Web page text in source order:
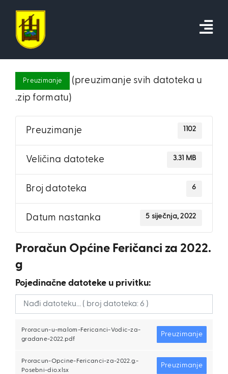
content
Preuzimanje
(preuzimanje svih datoteka u
.zip formatu)
Preuzimanje 1102
Veličina datoteke 3.31 MB
Broj datoteka 6
Datum nastanka 5 siječnja, 2022
Proračun Općine Feričanci za 2022.
g
Pojedinačne datoteke u privitku:
Proracun-u-malom-Fericanci-Vodic-za-
gradane-2022.pdf
Preuzimanje
Proracun-Opcine-Fericanci-za-2022.g.-
Posebni-dio.xlsx
Preuzimanje